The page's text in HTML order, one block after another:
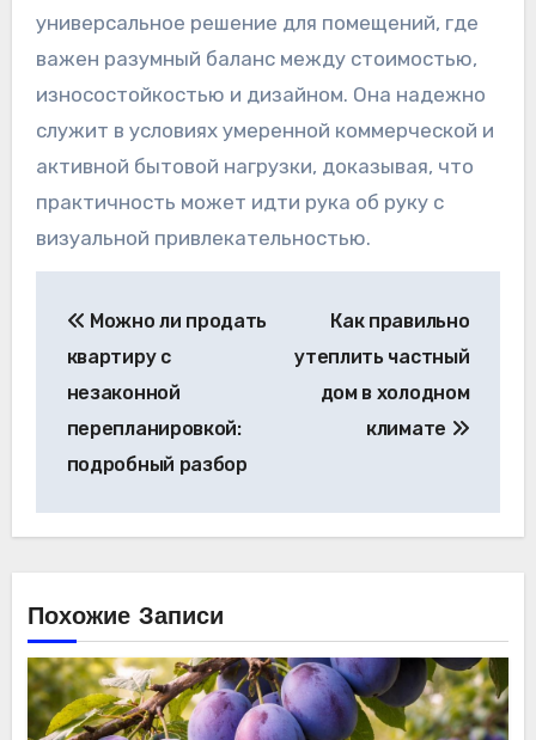
универсальное решение для помещений, где
важен разумный баланс между стоимостью,
износостойкостью и дизайном. Она надежно
служит в условиях умеренной коммерческой и
активной бытовой нагрузки, доказывая, что
практичность может идти рука об руку с
визуальной привлекательностью.
по
записям
Можно ли продать
квартиру с
незаконной
перепланировкой:
подробный разбор
Как правильно
утеплить частный
дом в холодном
климате
Похожие Записи